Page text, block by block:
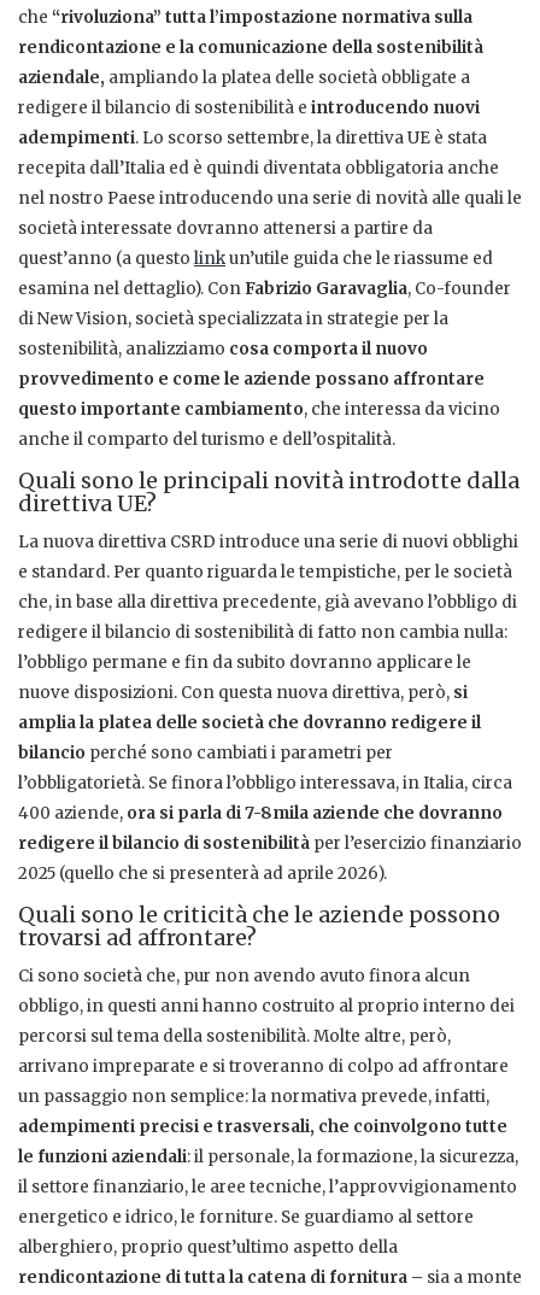
che “rivoluziona” tutta l’impostazione normativa sulla
rendicontazione e la comunicazione della sostenibilità
aziendale, ampliando la platea delle società obbligate a
redigere il bilancio di sostenibilità e introducendo nuovi
adempimenti. Lo scorso settembre, la direttiva UE è stata
recepita dall’Italia ed è quindi diventata obbligatoria anche
nel nostro Paese introducendo una serie di novità alle quali le
società interessate dovranno attenersi a partire da
quest’anno (a questo linkun’utile guida che le riassume ed
esamina nel dettaglio). Con Fabrizio Garavaglia, Co-founder
di New Vision, società specializzata in strategie per la
sostenibilità, analizziamo cosa comporta il nuovo
provvedimento e come le aziende possano affrontare
questo importante cambiamento, che interessa da vicino
anche il comparto del turismo e dell’ospitalità.
Quali sono le principali novità introdotte dalla
direttiva UE?
La nuova direttiva CSRD introduce una serie di nuovi obblighi
e standard. Per quanto riguarda le tempistiche, per le società
che, in base alla direttiva precedente, già avevano l’obbligo di
redigere il bilancio di sostenibilità di fatto non cambia nulla:
l’obbligo permane e fin da subito dovranno applicare le
nuove disposizioni. Con questa nuova direttiva, però, si
amplia la platea delle società che dovranno redigere il
bilancio perché sono cambiati i parametri per
l’obbligatorietà. Se finora l’obbligo interessava, in Italia, circa
400 aziende, ora si parla di 7-8mila aziende che dovranno
redigere il bilancio di sostenibilità per l’esercizio finanziario
2025 (quello che si presenterà ad aprile 2026).
Quali sono le criticità che le aziende possono
trovarsi ad affrontare?
Ci sono società che, pur non avendo avuto finora alcun
obbligo, in questi anni hanno costruito al proprio interno dei
percorsi sul tema della sostenibilità. Molte altre, però,
arrivano impreparate e si troveranno di colpo ad affrontare
un passaggio non semplice: la normativa prevede, infatti,
adempimenti precisi e trasversali, che coinvolgono tutte
le funzioni aziendali: il personale, la formazione, la sicurezza,
il settore finanziario, le aree tecniche, l’approvvigionamento
energetico e idrico, le forniture. Se guardiamo al settore
alberghiero, proprio quest’ultimo aspetto della
rendicontazione di tutta la catena di fornitura – sia a monte